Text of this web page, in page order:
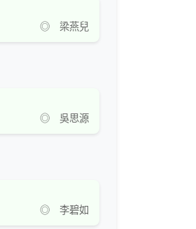
◎ 梁燕兒
◎ 吳思源
◎ 李碧如